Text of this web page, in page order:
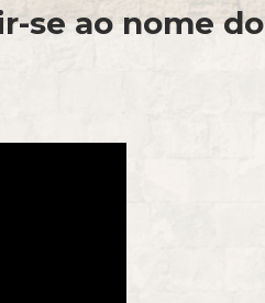
se ao nome do